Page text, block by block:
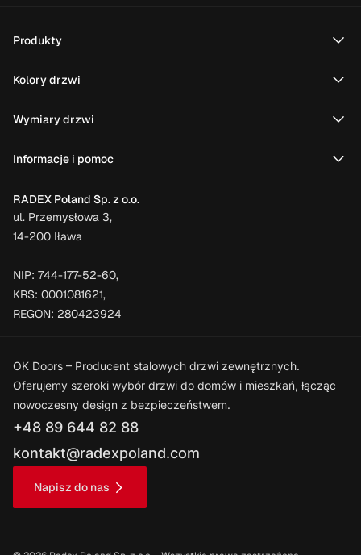
Produkty
Kolory drzwi
Wymiary drzwi
Informacje i pomoc
RADEX Poland Sp. z o.o.
ul. Przemysłowa 3,
14-200 Iława
NIP: 744-177-52-60,
KRS: 0001081621,
REGON: 280423924
OK Doors – Producent stalowych drzwi zewnętrznych.
Oferujemy szeroki wybór drzwi do domów i mieszkań, łącząc
nowoczesny design z bezpieczeństwem.
+48 89 644 82 88
kontakt@radexpoland.com
Napisz do nas